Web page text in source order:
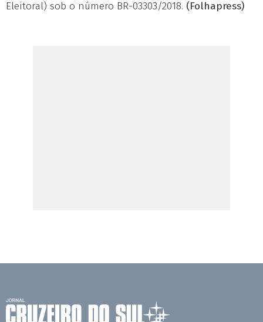
Eleitoral) sob o número BR-03303/2018. (Folhapress)